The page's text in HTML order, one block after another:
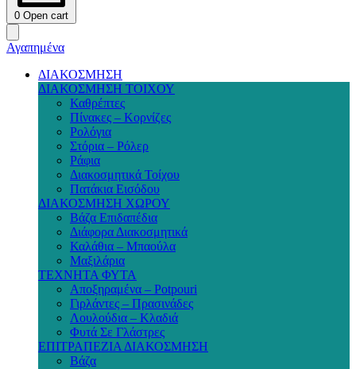
0 Open cart
Αγαπημένα
ΔΙΑΚΟΣΜΗΣΗ
ΔΙΑΚΟΣΜΗΣΗ ΤΟΙΧΟΥ
Καθρέπτες
Πίνακες – Κορνίζες
Ρολόγια
Στόρια – Ρόλερ
Ράφια
Διακοσμητικά Τοίχου
Πατάκια Εισόδου
ΔΙΑΚΟΣΜΗΣΗ ΧΩΡΟΥ
Βάζα Επιδαπέδια
Διάφορα Διακοσμητικά
Καλάθια – Μπαούλα
Μαξιλάρια
ΤΕΧΝΗΤΑ ΦΥΤΑ
Αποξηραμένα – Potpouri
Γιρλάντες – Πρασινάδες
Λουλούδια – Κλαδιά
Φυτά Σε Γλάστρες
ΕΠΙΤΡΑΠΕΖΙΑ ΔΙΑΚΟΣΜΗΣΗ
Βάζα